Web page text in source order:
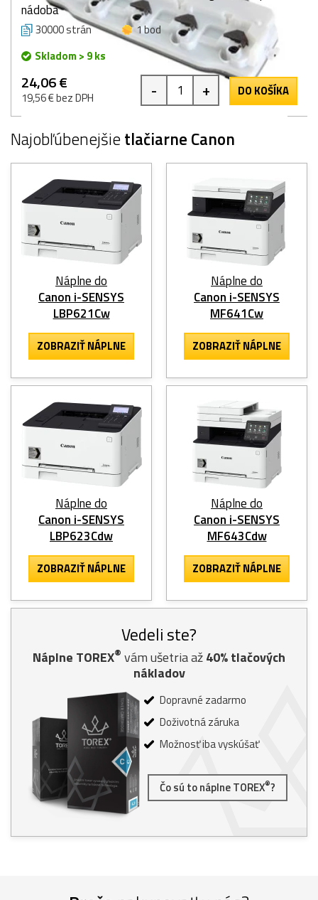
nádoba
30000 strán
1 bod
Skladom > 9 ks
24,06 €
19,56 € bez DPH - + DO KOŠÍKA
Najobľúbenejšietlačiarne Canon
Náplne do
Canon i-SENSYS
LBP621Cw
ZOBRAZIŤ NÁPLNE
Náplne do
Canon i-SENSYS
MF641Cw
ZOBRAZIŤ NÁPLNE
Náplne do
Canon i-SENSYS
LBP623Cdw
ZOBRAZIŤ NÁPLNE
Náplne do
Canon i-SENSYS
MF643Cdw
ZOBRAZIŤ NÁPLNE
Vedeli ste?
Náplne TOREX® vám ušetria až40% tlačových
nákladov
Dopravné zadarmo
Doživotná záruka
Možnosť iba vyskúšať
Čo sú to náplne TOREX®?